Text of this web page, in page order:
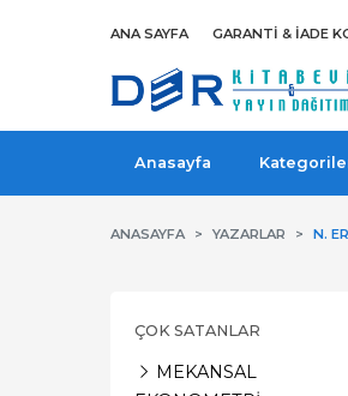
ANA SAYFA GARANTI & İADE
Anasayfa
ANASAYFA YAZARLAR N.
ÇOK SATANLAR
MEKANSAL